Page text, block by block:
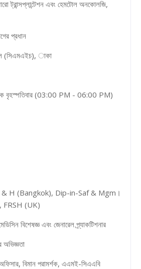
ট্রান্সপ্লান্টেশন এবং হেমটোল অনকোলজি,
প্রধান
(সিএমএইচ), াকা
বৃহস্পতিবার (03:00 PM - 06:00 PM)
& H (Bangkok), Dip-in-Saf & Mgm।
FRSH (UK)
বিশেষজ্ঞ এবং জেনারেল প্র্যাকটিশনার
বিমান পরামর্শক, এএমই-সিএএবি